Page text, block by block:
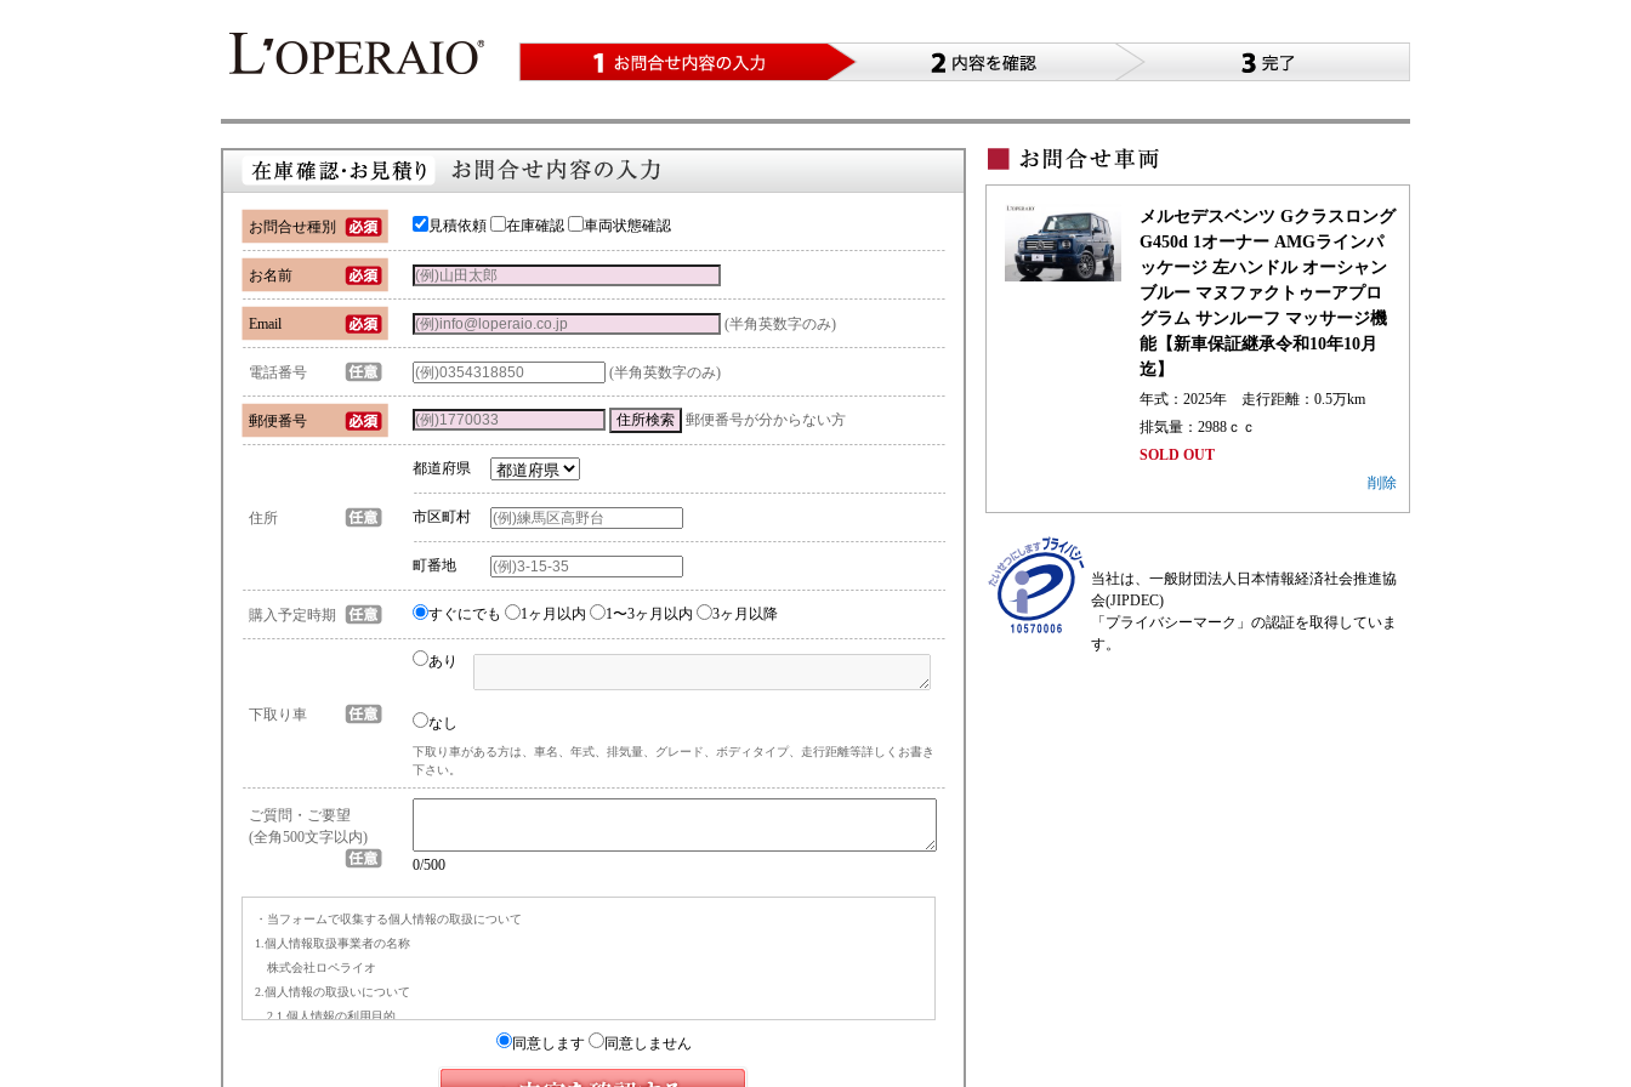
お問合せ種別 見積依頼 在庫確認 車両状態確認
お名前
Email (半角英数字のみ)
電話番号 (半角英数字のみ)
郵便番号 郵便番号が分からない方
住所
都道府県
市区町村
町番地
購入予定時期 すぐにでも 1ヶ月以内 1〜3ヶ月以内 3ヶ月以降
下取り車
あり
なし
下取り車がある方は、車名、年式、排気量、グレード、ボディタイプ、走行距離等詳しくお書き
下さい。
ご質問・ご要望
(全角500文字以内)
0/500
・当フォームで収集する個人情報の取扱について
1.個人情報取扱事業者の名称
株式会社ロペライオ
2.個人情報の取扱いについて
2.1.個人情報の利用目的
(a) お問合せへの回答(お問い合わせフォーム経由時)
(b) 在庫車両のご案内のため（在庫確認・お見積もりフォーム経由時）
(c) 査定へのご回答のため（オンライン査定依頼フォーム経由時）
同意します 同意しません
メルセデスベンツ Gクラスロング
G450d 1オーナー AMGラインパ
ッケージ 左ハンドル オーシャン
ブルー マヌファクトゥーアプロ
グラム サンルーフ マッサージ機
能【新車保証継承令和10年10月
迄】
年式：2025年 走行距離： 0.5万km
排気量：2988ｃｃ
SOLD OUT
削除
当社は、一般財団法人日本情報経済社会推進協
会(JIPDEC)
「プライバシーマーク」の認証を取得していま
す。